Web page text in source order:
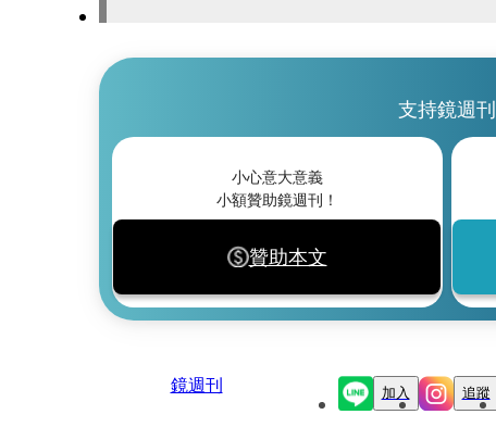
支持鏡週刊
小心意大意義
小額贊助鏡週刊！
贊助本文
鏡週刊 加入 追蹤